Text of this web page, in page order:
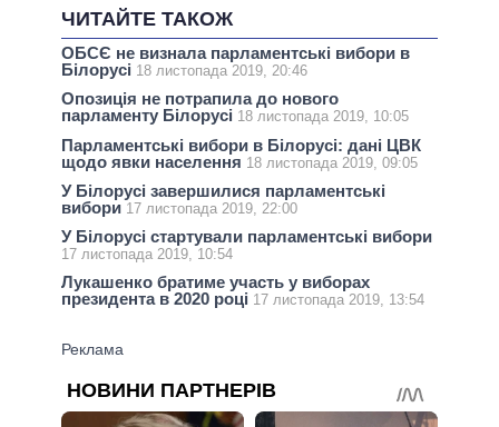
ЧИТАЙТЕ ТАКОЖ
ОБСЄ не визнала парламентські вибори в
Білорусі 18 листопада 2019, 20:46
Опозиція не потрапила до нового
парламенту Білорусі 18 листопада 2019, 10:05
Парламентські вибори в Білорусі: дані ЦВК
щодо явки населення 18 листопада 2019, 09:05
У Білорусі завершилися парламентські
вибори 17 листопада 2019, 22:00
У Білорусі стартували парламентські вибори
17 листопада 2019, 10:54
Лукашенко братиме участь у виборах
президента в 2020 році 17 листопада 2019, 13:54